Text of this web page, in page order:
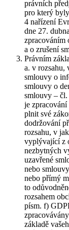
právních
pro který
4 nařízení
dne 27.
zpracováním
a o zrušení
Právním
a. v rozsahu,
smlouvy o
smlouvy o
smlouvy –
je
plnit své
dodržování
rozsahu, v
vyplývající z
nezbytných
uzavřené
nebo
nebo přímý
to
rozsahem
písm. f)
základě